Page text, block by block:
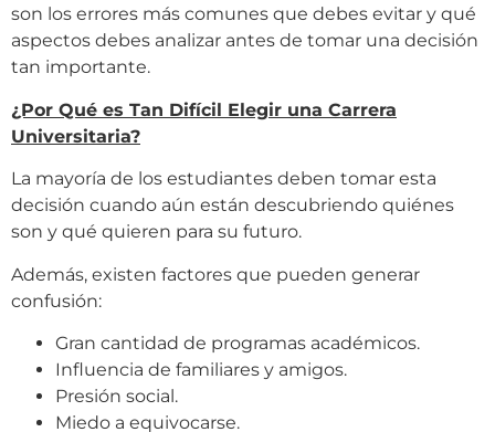
son los errores más comunes que debes evitar y qué
aspectos debes analizar antes de tomar una decisión
tan importante.
¿Por Qué es Tan Difícil Elegir una Carrera
Universitaria?
La mayoría de los estudiantes deben tomar esta
decisión cuando aún están descubriendo quiénes
son y qué quieren para su futuro.
Además, existen factores que pueden generar
confusión:
Gran cantidad de programas académicos.
Influencia de familiares y amigos.
Presión social.
Miedo a equivocarse.